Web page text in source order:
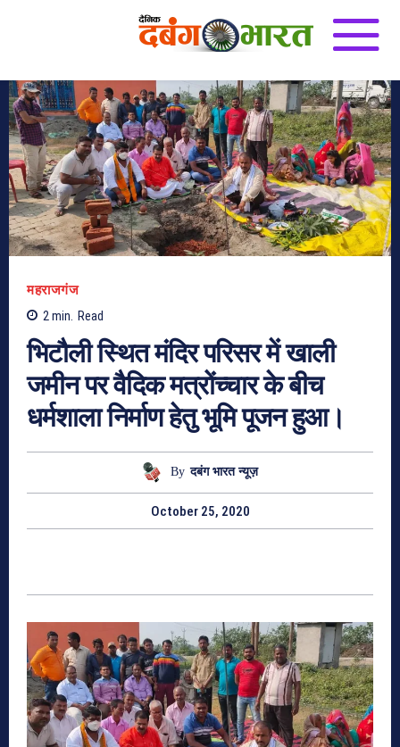
महराजगंज
2min. Read
भिटौली स्थित मंदिर परिसर में खाली
जमीन पर वैदिक मत्रोंच्चार के बीच
धर्मशाला निर्माण हेतु भूमि पूजन हुआ।
By दबंग भारत न्यूज़
October 25, 2020